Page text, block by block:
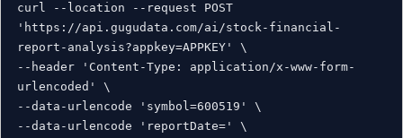
curl --location --request POST
'https://api.gugudata.com/ai/stock-financial-
report-analysis?appkey=APPKEY' \
--header 'Content-Type: application/x-www-form-
urlencoded' \
--data-urlencode 'symbol=600519' \
--data-urlencode 'reportDate=' \